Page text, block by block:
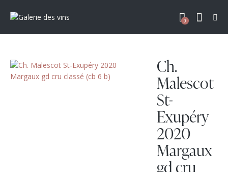
0
Ch.
Malescot
St-
Exupéry
2020
Margaux
gd cru